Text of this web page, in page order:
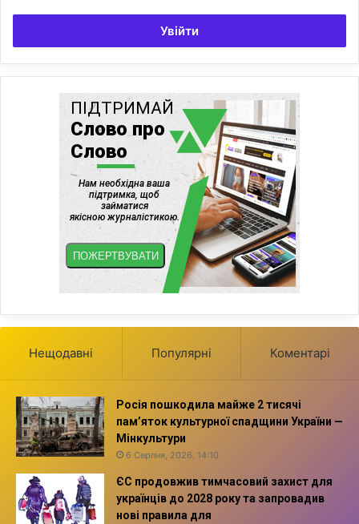
Увійти
Нещодавні Популярні Коментарі
Росія пошкодила майже 2 тисячі
пам’яток культурної спадщини України —
Мінкультури
6 Серпня, 2026, 14:10
ЄС продовжив тимчасовий захист для
українців до 2028 року та запровадив
нові правила для